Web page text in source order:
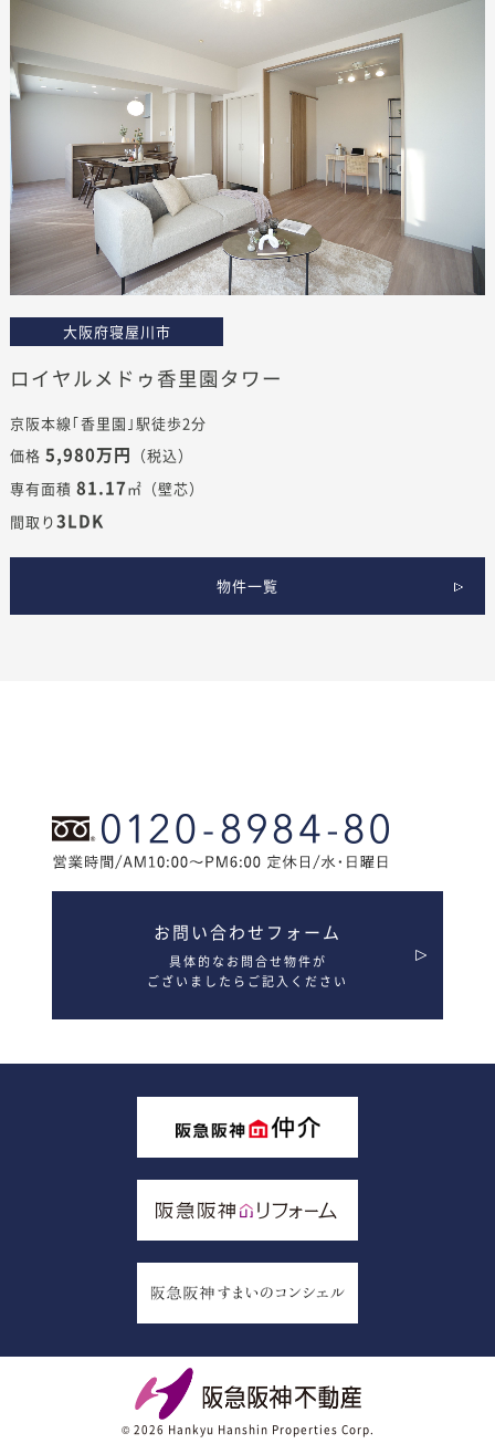
ロイヤルメドゥ香里園タワー
大阪府寝屋川市
京阪本線｢香里園｣駅徒歩2分
価格 5,980万円 （税込）
専有面積 81.17㎡（壁芯）
間取り3LDK
物件一覧
お問い合わせフォーム
具体的なお問合せ物件が
ございましたらご記入ください
© 2026 Hankyu Hanshin Properties Corp.